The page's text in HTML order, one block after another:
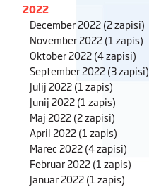
2022
December 2022(2 zapisi)
November 2022(1 zapis)
Oktober 2022(4 zapisi)
September 2022(3 zapisi)
Julij 2022(1 zapis)
Junij 2022(1 zapis)
Maj 2022(2 zapisi)
April 2022(1 zapis)
Marec 2022(4 zapisi)
Februar 2022(1 zapis)
Januar 2022(1 zapis)